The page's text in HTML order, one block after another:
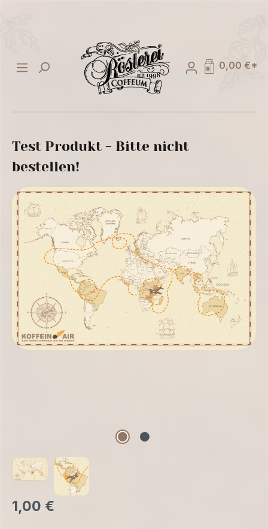
0,00 €*
Test Produkt - Bitte nicht
bestellen!
1,00 €